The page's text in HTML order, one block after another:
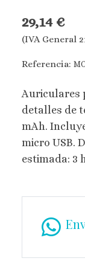
29,14 €
(IVA General
Referencia:
Auriculares
detalles de
mAh.
micro USB.
estimada: 3